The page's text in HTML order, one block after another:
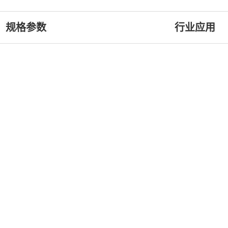
规格参数 行业应用